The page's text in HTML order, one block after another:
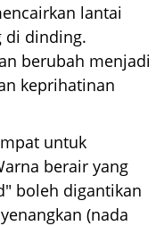
lantai
di dinding.
berubah menjadi
keprihatinan
untuk
berair yang
boleh digantikan
(nada